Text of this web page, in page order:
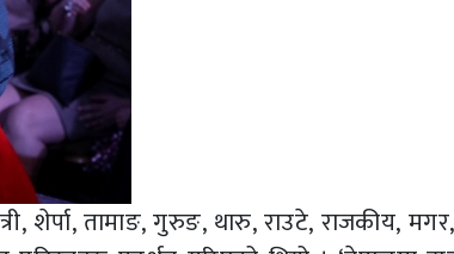
शेर्पा, तामाङ, गुरुङ, थारु, राउटे, राजकीय,